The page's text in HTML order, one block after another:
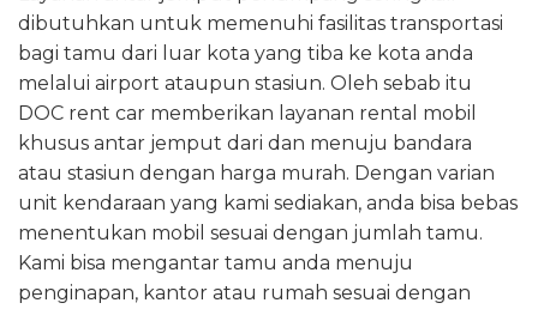
dibutuhkan untuk memenuhi fasilitas transportasi
bagi tamu dari luar kota yang tiba ke kota anda
melalui airport ataupun stasiun. Oleh sebab itu
DOC rent car memberikan layanan rental mobil
khusus antar jemput dari dan menuju bandara
atau stasiun dengan harga murah. Dengan varian
unit kendaraan yang kami sediakan, anda bisa bebas
menentukan mobil sesuai dengan jumlah tamu.
Kami bisa mengantar tamu anda menuju
penginapan, kantor atau rumah sesuai dengan